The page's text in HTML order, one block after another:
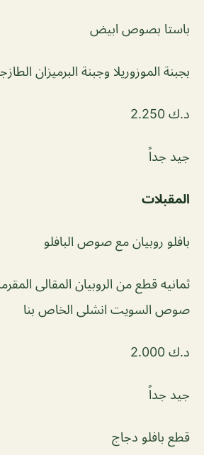
باستا بصوص ابيض
بجبنة الموزوريلا وجبنة البرميزان
د.ك 2.250
جيد جداً
المقبلات
بافلو روبيان مع صوص البافلو
ثمانيه قطع من الروبيان المقالى
صوص السويت انشلى الخاص بنا
د.ك 2.000
جيد جداً
قطع بافلو دجاج